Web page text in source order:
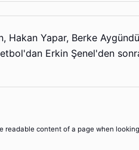
Hakan Yapar, Berke
Erkin Şenel'den
content of a page when